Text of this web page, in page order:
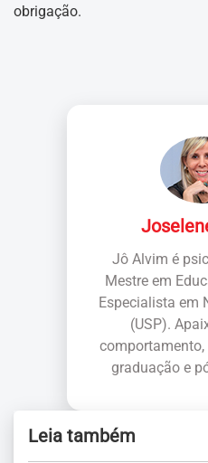
obrigação.
Jô Alvim é
Mestre em
Especialista em
(USP).
comportamento,
graduação e
Leia também